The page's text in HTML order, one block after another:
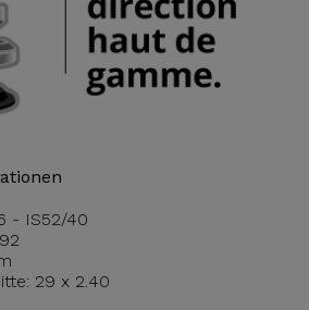
- IS52/40
29 x 2.40